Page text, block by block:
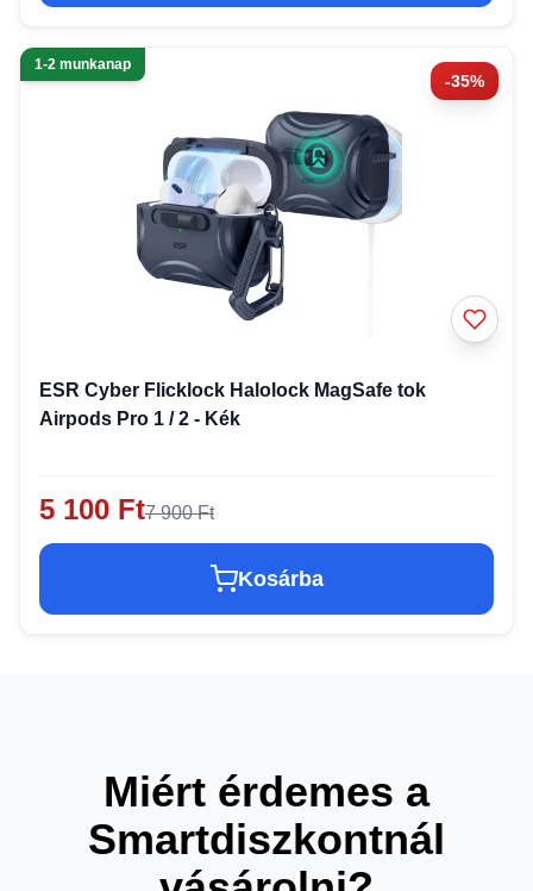
-35%
1-2 munkanap
ESR Cyber Flicklock Halolock MagSafe tok
Airpods Pro 1 / 2 - Kék
5 100 Ft7 900 Ft
Kosárba
Miért érdemes a
Smartdiszkontnál